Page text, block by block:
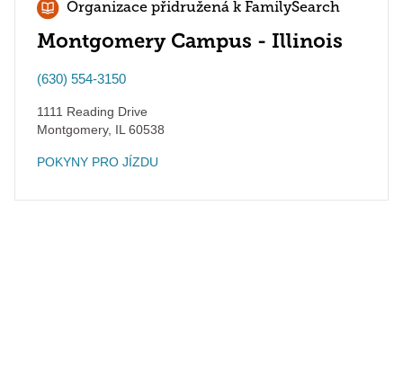
Organizace přidružená k FamilySearch
Montgomery Campus - Illinois
(630) 554-3150
1111 Reading Drive
Montgomery, IL 60538
POKYNY PRO JÍZDU